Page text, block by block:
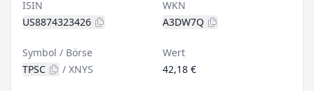
ISIN
US8874323426
WKN
A3DW7Q
Symbol / Börse
TPSC
/ XNYS
Wert
42,18 €